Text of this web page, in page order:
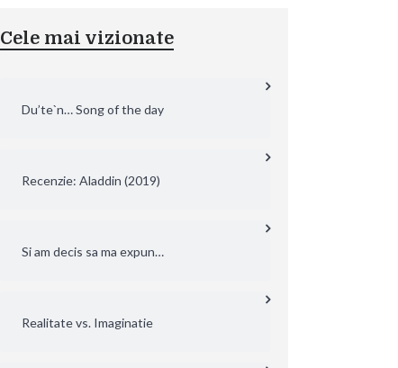
Cele mai vizionate
Du’te`n… Song of the day
Recenzie: Aladdin (2019)
Si am decis sa ma expun…
Realitate vs. Imaginatie